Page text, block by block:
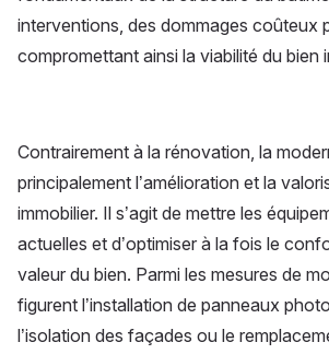
interventions, des dommages coûteux
compromettant ainsi la viabilité du bien
Contrairement à la rénovation, la
principalement l’amélioration et la
immobilier. Il s’agit de mettre les
actuelles et d’optimiser à la fois le
valeur du bien. Parmi les mesures de
figurent l’installation de panneaux
l’isolation des façades ou le